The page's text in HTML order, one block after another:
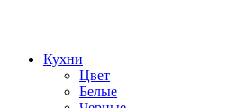
Кухни
Цвет
Белые